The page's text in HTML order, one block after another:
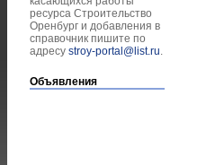
ресурса Строительство
Оренбург и добавления в
справочник пишите по
адресу stroy-portal@list.ru.
Объявления